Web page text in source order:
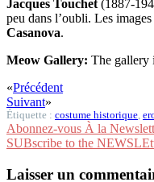
Jacques Touchet (1887-
peu dans l’oubli. Les
Casanova.
Meow Gallery: The gallery
«Précédent
Suivant»
Étiquette : costume historique,
Abonnez-vous À la
SUBscribe to the
Laisser un